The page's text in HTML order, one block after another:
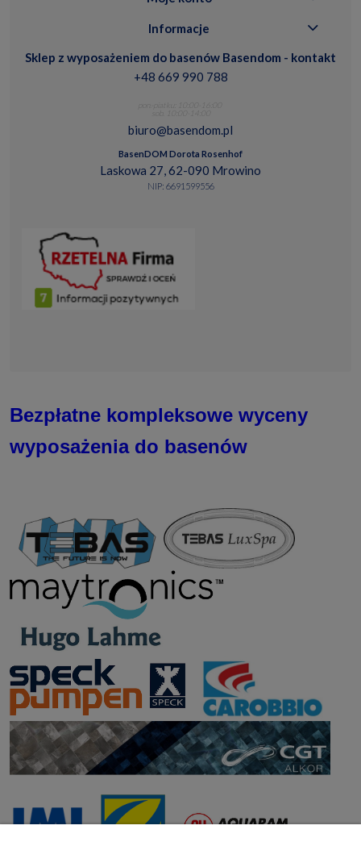
Informacje
Sklep z wyposażeniem do basenów Basendom - kontakt
+48 669 990 788
biuro@basendom.pl
BasenDOM Dorota Rosenhof
Laskowa 27, 62-090 Mrowino
NIP: 6691599556
Bezpłatne kompleksowe wyceny
wyposażenia do basenów